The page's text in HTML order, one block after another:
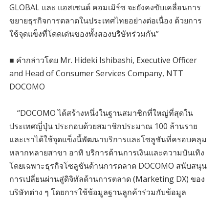
GLOBAL และ แอสเซนด์ คอมเมิร์ซ จะยังคงขับเคลื่อนการ
ขยายธุรกิจการตลาดในประเทศไทยอย่างต่อเนื่อง ด้วยการ
ใช้จุดแข็งที่โดดเด่นของทั้งสองบริษัทร่วมกัน”
■ คำกล่าวโดย Mr. Hideki Ishibashi, Executive Officer
and Head of Consumer Services Company, NTT
DOCOMO
“DOCOMO ได้สร้างหนึ่งในฐานสมาชิกที่ใหญ่ที่สุดใน
ประเทศญี่ปุ่น ประกอบด้วยสมาชิกประมาณ 100 ล้านราย
และเราได้ใช้จุดแข็งนี้พัฒนาบริการและโซลูชันที่ครอบคลุม
หลากหลายสาขา อาทิ บริการด้านการเงินและความบันเทิง
โดยเฉพาะธุรกิจโซลูชันด้านการตลาด DOCOMO สนับสนุน
การเปลี่ยนผ่านสู่ดิจิทัลด้านการตลาด (Marketing DX) ของ
บริษัทต่าง ๆ โดยการใช้ข้อมูลฐานลูกค้าร่วมกับข้อมูล